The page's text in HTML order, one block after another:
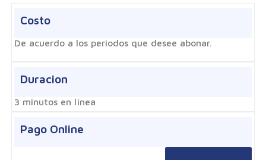
Costo
De acuerdo a los periodos que desee abonar.
Duracion
3 minutos en línea
Pago Online